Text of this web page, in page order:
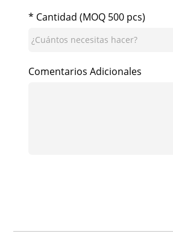
* Cantidad (MOQ 500 pcs)
Comentarios Adicionales